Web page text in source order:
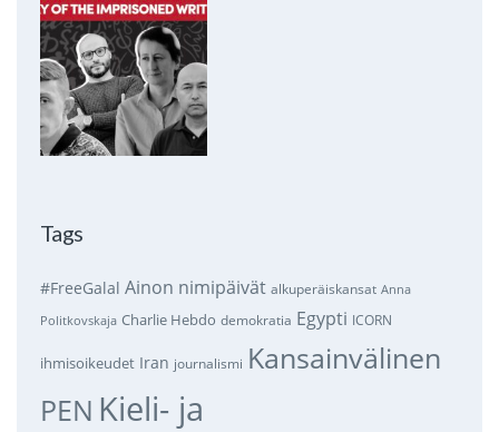
Tags
#FreeGalal Ainon nimipäivät alkuperäiskansat Anna
Politkovskaja Charlie Hebdo demokratia Egypti ICORN
ihmisoikeudet Iran journalismi Kansainvälinen
PEN Kieli- ja